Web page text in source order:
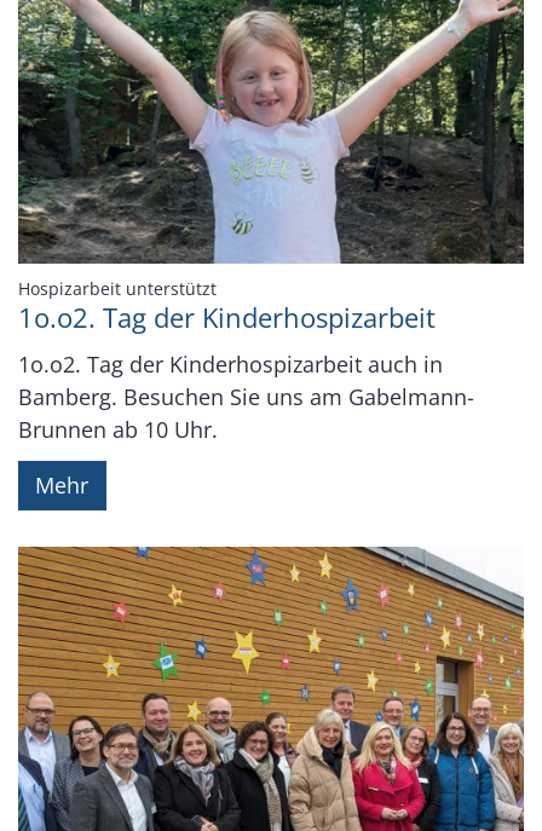
Hospizarbeit unterstützt:
1o.o2. Tag der Kinderhospizarbeit
1o.o2. Tag der Kinderhospizarbeit auch in
Bamberg. Besuchen Sie uns am Gabelmann-
Brunnen ab 10 Uhr.
Mehr